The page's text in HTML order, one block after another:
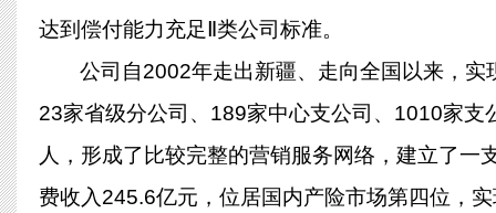
达到偿付能力充足Ⅱ类公司标准。
公司自2002年走出新疆、走向全国以来，
23家省级分公司、189家中心支公司、1010家
人，形成了比较完整的营销服务网络，建立了
费收入245.6亿元，位居国内产险市场第四位，